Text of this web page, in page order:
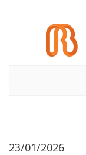
23/01/2026